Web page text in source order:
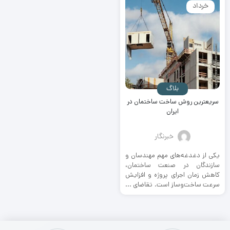
بلاگ
خرداد
سریعترین روش ساخت ساختمان در
ایران
خبرنگار
یکی از دغدغه‌های مهم مهندسان و
سازندگان در صنعت ساختمان،
کاهش زمان اجرای پروژه و افزایش
سرعت ساخت‌وساز است. تقاضای ...